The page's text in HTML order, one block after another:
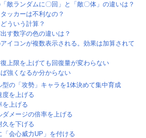
敵ランダムに〇回」と「敵〇体」の違いは？
ッカーは不利なの？
ういう計算？
す数字の色の違いは？
イコンが複数表示される。効果は加算されて
上限を上げても回復量が変わらない
強くなるか分からない
型の「攻勢」キャラを1体決めて集中育成
度を上げる
を上げる
ダメージの倍率を上げる
久を下げる
「会心威力UP」を付ける